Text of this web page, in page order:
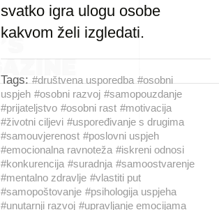
svatko igra ulogu osobe
kakvom želi izgledati.
Tags: #društvena usporedba #osobni
uspjeh #osobni razvoj #samopouzdanje
#prijateljstvo #osobni rast #motivacija
#životni ciljevi #uspoređivanje s drugima
#samouvjerenost #poslovni uspjeh
#emocionalna ravnoteža #iskreni odnosi
#konkurencija #suradnja #samoostvarenje
#mentalno zdravlje #vlastiti put
#samopoštovanje #psihologija uspjeha
#unutarnji razvoj #upravljanje emocijama